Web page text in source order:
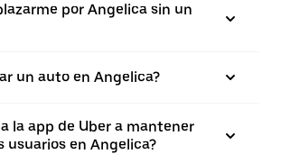
por Angelica sin un
un auto en Angelica?
la app de Uber a mantener
usuarios en Angelica?